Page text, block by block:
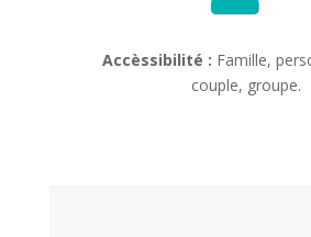
Accèssibilité : Famille,
couple, groupe.